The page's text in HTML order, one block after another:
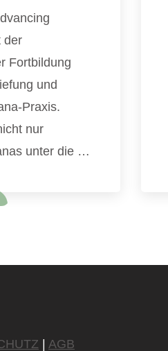
der
Fortbildung
und
Praxis.
nur
unter die …
AGB